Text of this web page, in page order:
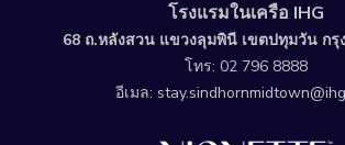
โรงแรมในเครือ IHG
68 ถ.หลังสวน แขวงลุมพินี เขตปทุมวัน กรุ
โทร: 02 796 8888
อีเมล: